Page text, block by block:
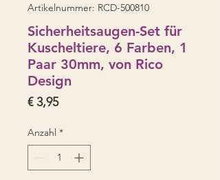
Artikelnummer: RCD-500810
Sicherheitsaugen-Set für
Kuscheltiere, 6 Farben, 1
Paar 30mm, von Rico
Design
€ 3,95Preis
Anzahl *